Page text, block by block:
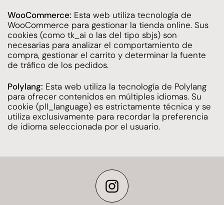
WooCommerce: Esta web utiliza tecnología de
WooCommerce para gestionar la tienda online. Sus
cookies (como tk_ai o las del tipo sbjs) son
necesarias para analizar el comportamiento de
compra, gestionar el carrito y determinar la fuente
de tráfico de los pedidos.
Polylang: Esta web utiliza la tecnología de Polylang
para ofrecer contenidos en múltiples idiomas. Su
cookie (pll_language) es estrictamente técnica y se
utiliza exclusivamente para recordar la preferencia
de idioma seleccionada por el usuario.